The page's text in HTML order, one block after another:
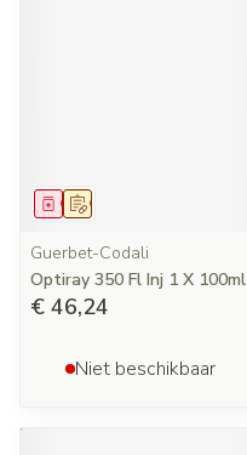
Op voorschrift
Geneesmiddel
Guerbet-Codali
Optiray 350 Fl Inj 1 X 100ml
€ 46,24
Niet beschikbaar